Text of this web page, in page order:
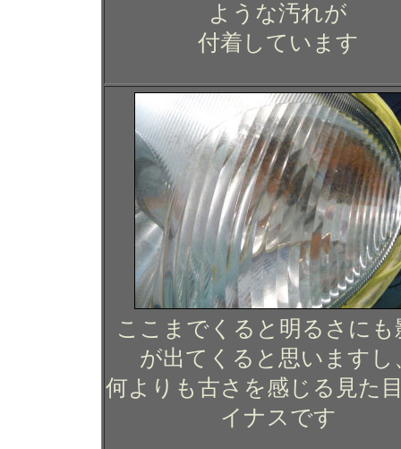
ような汚れが
付着しています
ここまでくると明るさにも
が出てくると思いますし
何よりも古さを感じる見た
イナスです